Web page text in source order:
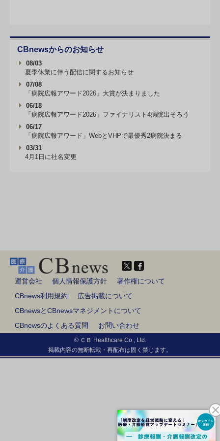
CBnewsからのお知らせ
08/03
夏季休業に伴う配信に関するお知らせ
07/08
「病院広報アワード2026」大賞が決まりました
06/18
「病院広報アワード2026」ファイナリスト4病院出そろう
06/17
「病院広報アワード」WebとVHPで最優秀2病院決まる
03/31
4月1日に社名変更
運営会社 個人情報保護方針
著作権について
CBnews利用規約
広告掲載について
CBnewsとCBnewsマネジメントについて
CBnewsのよくある質問
お問い合わせ
© ＣＢ Healthcare Co., Ltd.
掲載内容の無断転載・再配布は固く禁じます。